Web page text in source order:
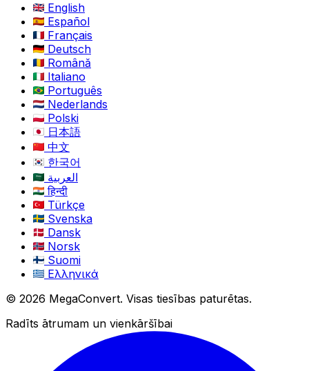
English
Español
Français
Deutsch
Română
Italiano
Português
Nederlands
Polski
日本語
中文
한국어
العربية
हिन्दी
Türkçe
Svenska
Dansk
Norsk
Suomi
Ελληνικά
© 2026 MegaConvert. Visas tiesības paturētas.
Radīts ātrumam un vienkāršībai